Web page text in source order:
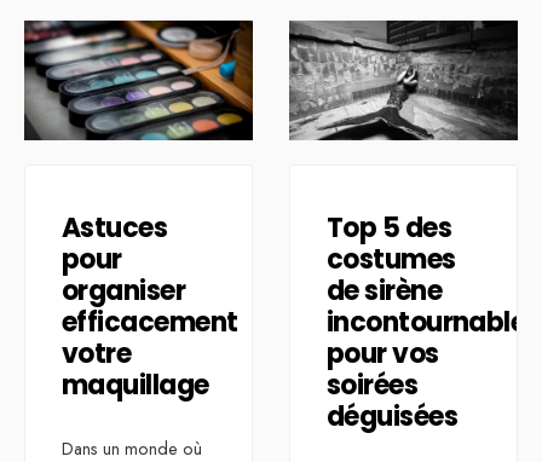
Astuces
pour
organiser
efficacement
votre
maquillage
Dans un monde où
Top 5 des
costumes
de sirène
incontournables
pour vos
soirées
déguisées